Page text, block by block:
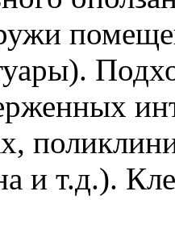
и т.д.).